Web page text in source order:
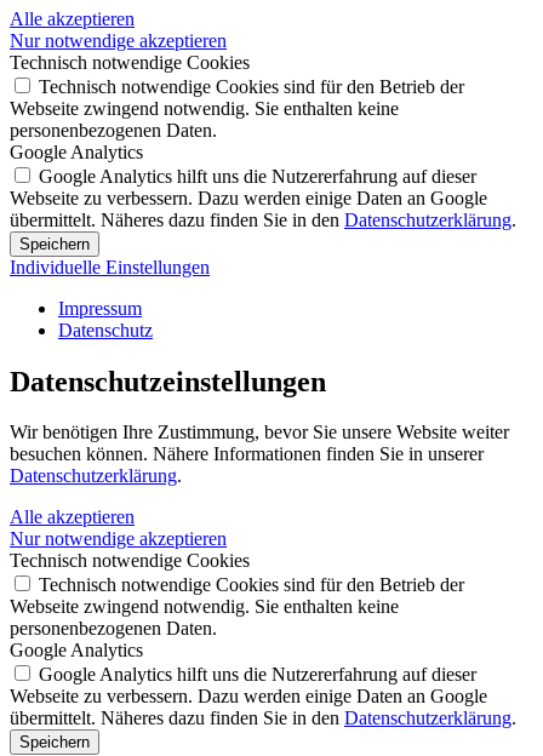
Alle akzeptieren
Nur notwendige akzeptieren
Technisch notwendige Cookies
Technisch notwendige Cookies sind für den Betrieb der
Webseite zwingend notwendig. Sie enthalten keine
personenbezogenen Daten.
Google Analytics
Google Analytics hilft uns die Nutzererfahrung auf dieser
Webseite zu verbessern. Dazu werden einige Daten an Google
übermittelt. Näheres dazu finden Sie in den Datenschutzerklärung.
Speichern
Individuelle Einstellungen
Impressum
Datenschutz
Datenschutz­einstellungen
Wir benötigen Ihre Zustimmung, bevor Sie unsere Website weiter
besuchen können. Nähere Informationen finden Sie in unserer
Datenschutzerklärung.
Alle akzeptieren
Nur notwendige akzeptieren
Technisch notwendige Cookies
Technisch notwendige Cookies sind für den Betrieb der
Webseite zwingend notwendig. Sie enthalten keine
personenbezogenen Daten.
Google Analytics
Google Analytics hilft uns die Nutzererfahrung auf dieser
Webseite zu verbessern. Dazu werden einige Daten an Google
übermittelt. Näheres dazu finden Sie in den Datenschutzerklärung.
Speichern